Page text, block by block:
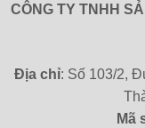
CÔNG TY TNHH
Địa chỉ: Số 103/2,
Mã